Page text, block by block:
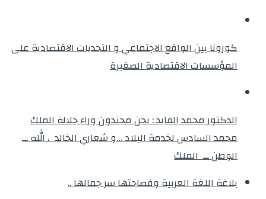
كورونا بين الواقع الاجتماعي و التحديات الاقتصادية على
المؤسسات الاقتصادية الصغيرة
الدكتور محمد الفايد : نحن مجندون وراء جلالة الملك
محمد السادس لخدمة البلاد …و شعاري الخالد ، الله ــ
الوطن ــ الملك
بلاغة اللغة العربية وفصاحتها سر جمالها ..